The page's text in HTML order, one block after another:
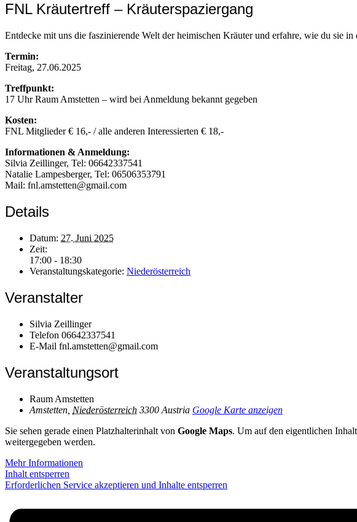
FNL Kräutertreff – Kräuterspaziergang
Entdecke mit uns die faszinierende Welt der heimischen Kräuter und erfahre, wie du sie
Termin:
Freitag, 27.06.2025
Treffpunkt:
17 Uhr Raum Amstetten – wird bei Anmeldung bekannt gegeben
Kosten:
FNL Mitglieder € 16,- / alle anderen Interessierten € 18,-
Informationen & Anmeldung:
Silvia Zeillinger, Tel: 06642337541
Natalie Lampesberger, Tel: 06506353791
Mail: fnl.amstetten@gmail.com
Details
Datum: 27. Juni 2025
Zeit:
17:00 - 18:30
Veranstaltungskategorie: Niederösterreich
Veranstalter
Silvia Zeillinger
Telefon 06642337541
E-Mail fnl.amstetten@gmail.com
Veranstaltungsort
Raum Amstetten
Amstetten Niederösterreich 3300 Austria Google Karte anzeigen
Sie sehen gerade einen Platzhalterinhalt von Google Maps. Um auf den eigentlichen
weitergegeben werden.
Mehr Informationen
Inhalt entsperren
Erforderlichen Service akzeptieren und Inhalte entsperren